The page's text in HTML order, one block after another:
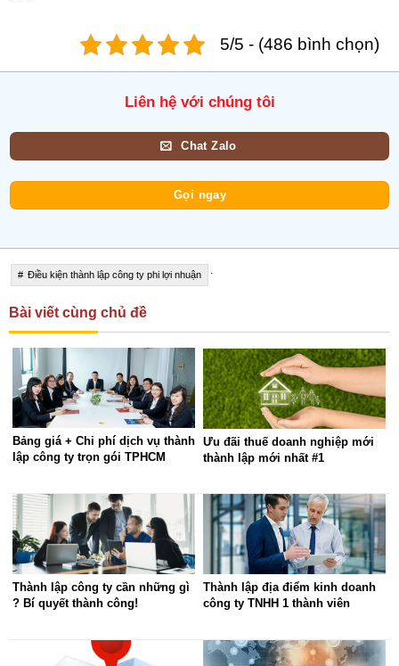
5/5 - (486 bình chọn)
Liên hệ với chúng tôi
Chat Zalo
Gọi ngay
Điều kiện thành lập công ty phi lợi nhuận
Bài viết cùng chủ đề
Bảng giá + Chi phí dịch vụ thành
lập công ty trọn gói TPHCM
Ưu đãi thuế doanh nghiệp mới
thành lập mới nhất #1
Thành lập công ty cần những gì
? Bí quyết thành công!
Thành lập địa điểm kinh doanh
công ty TNHH 1 thành viên